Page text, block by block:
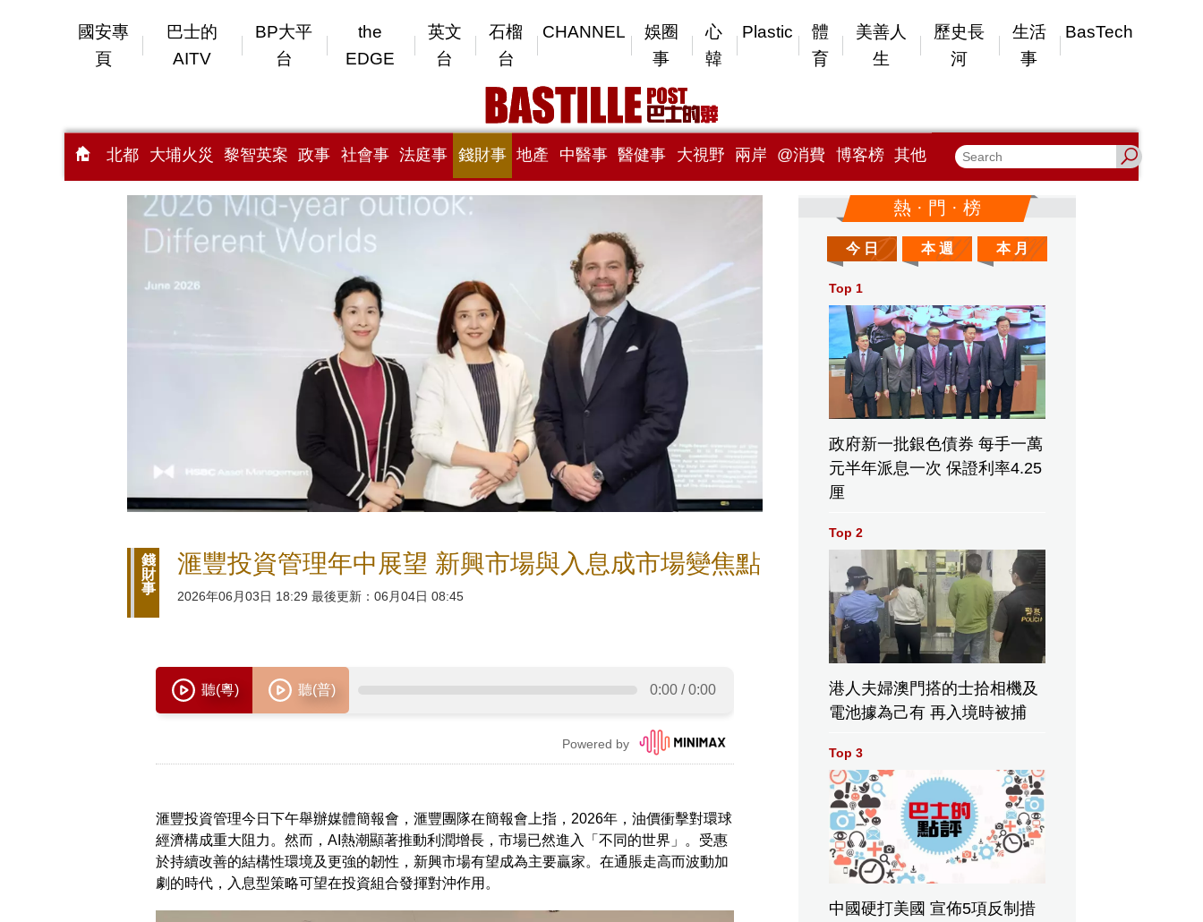
國安專
頁
巴士的
AITV
BP大平
台
the
EDGE
英文
台
石榴
台
CHANNEL
娛圈
事
心
韓
Plastic
體
育
美善人
生
歷史長
河
生活
事
BasTech
北都 大埔火災 黎智英案 政事 社會事 法庭事 錢財事 地產 中醫事 醫健事 大視野 兩岸 @消費 博客榜 其他
錢
財
事
滙豐投資管理年中展望 新興市場與入息成市場變焦點
2026年06月03日 18:29 最後更新：06月04日 08:45
滙豐投資管理今日下午舉辦媒體簡報會，滙豐團隊在簡報會上指，2026年，油價衝擊對環球
經濟構成重大阻力。然而，AI熱潮顯著推動利潤增長，市場已然進入「不同的世界」。受惠
於持續改善的結構性環境及更強的韌性，新興市場有望成為主要贏家。在通脹走高而波動加
劇的時代，入息型策略可望在投資組合發揮對沖作用。
熱 · 門 · 榜
今 日 本 週 本 月
Top 1
政府新一批銀色債券 每手一萬
元半年派息一次 保證利率4.25
厘
Top 2
港人夫婦澳門搭的士拾相機及
電池據為己有 再入境時被捕
Top 3
中國硬打美國 宣佈5項反制措